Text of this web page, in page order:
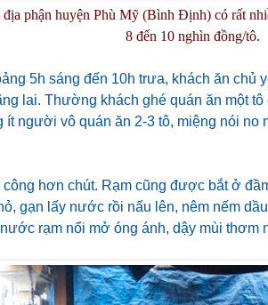
phận huyện Phù Mỹ (Bình Định) có rất
8 đến 10 nghìn đồng/tô.
5h sáng đến 10h trưa, khách ăn chủ
lai. Thường khách ghé quán ăn một
ít người vô quán ăn 2-3 tô, miệng nói no
hơn chút. Rạm cũng được bắt ở
gạn lấy nước rồi nấu lên, nêm nếm
rạm nổi mở óng ánh, dậy mùi thơm